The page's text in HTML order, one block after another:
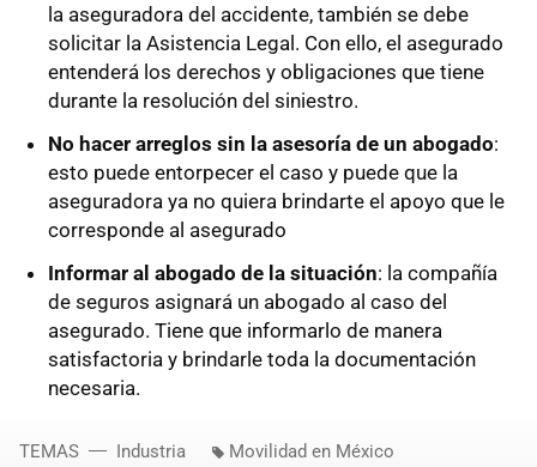
la aseguradora del accidente, también se debe
solicitar la Asistencia Legal. Con ello, el asegurado
entenderá los derechos y obligaciones que tiene
durante la resolución del siniestro.
No hacer arreglos sin la asesoría de un abogado:
esto puede entorpecer el caso y puede que la
aseguradora ya no quiera brindarte el apoyo que le
corresponde al asegurado
Informar al abogado de la situación: la compañía
de seguros asignará un abogado al caso del
asegurado. Tiene que informarlo de manera
satisfactoria y brindarle toda la documentación
necesaria.
TEMAS Industria Movilidad en México